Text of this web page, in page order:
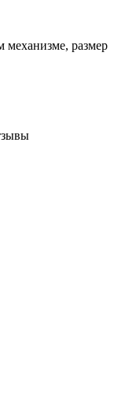
механизме, размер